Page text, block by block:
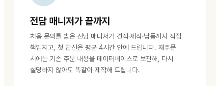
전담 매니저가 끝까지
처음 문의를 받은 전담 매니저가 견적·제작·납품까지 직접
책임지고, 첫 답신은 평균 4시간 안에 드립니다. 재주문
시에는 기존 주문 내용을 데이터베이스로 보관해, 다시
설명하지 않아도 똑같이 제작해 드립니다.